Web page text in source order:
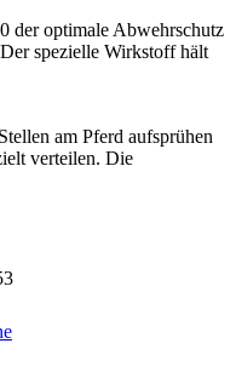
der optimale Abwehrschutz
spezielle Wirkstoff hält
am Pferd aufsprühen
verteilen. Die